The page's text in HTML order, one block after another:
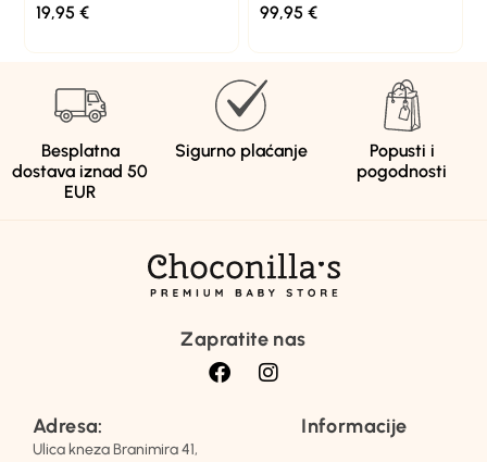
19,95€
99,95 €
Besplatna
dostava iznad 50
EUR
Sigurno plaćanje
Popusti i
pogodnosti
Zapratite nas
Adresa:
Ulica kneza Branimira 41,
Informacije